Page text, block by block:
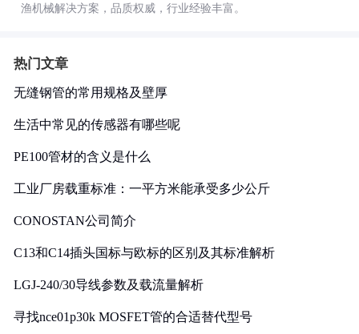
渔机械解决方案，品质权威，行业经验丰富。
热门文章
无缝钢管的常用规格及壁厚
生活中常见的传感器有哪些呢
PE100管材的含义是什么
工业厂房载重标准：一平方米能承受多少公斤
CONOSTAN公司简介
C13和C14插头国标与欧标的区别及其标准解析
LGJ-240/30导线参数及载流量解析
寻找nce01p30k MOSFET管的合适替代型号